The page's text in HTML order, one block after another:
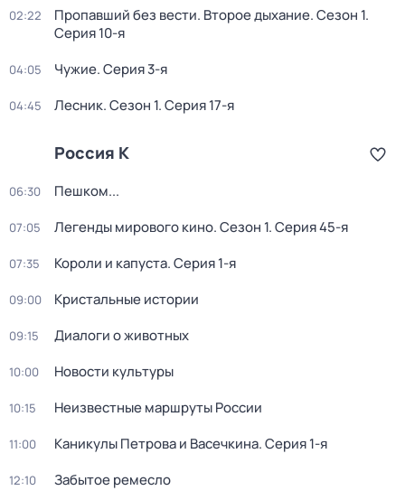
02:22 Пропавший без вести. Второе дыхание. Сезон 1.
Серия 10-я
04:05 Чужие. Серия 3-я
04:45 Лесник. Сезон 1. Серия 17-я
Россия К
06:30 Пешком...
07:05 Легенды мирового кино. Сезон 1. Серия 45-я
07:35 Короли и капуста. Серия 1-я
09:00 Кристальные истории
09:15 Диалоги о животных
10:00 Новости культуры
10:15 Неизвестные маршруты России
11:00 Каникулы Петрова и Васечкина. Серия 1-я
12:10 Забытое ремесло